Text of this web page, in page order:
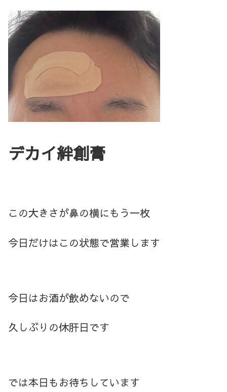
デカイ絆創膏
この大きさが鼻の横にもう一枚
今日だけはこの状態で営業します
今日はお酒が飲めないので
久しぶりの休肝日です
では本日もお待ちしています